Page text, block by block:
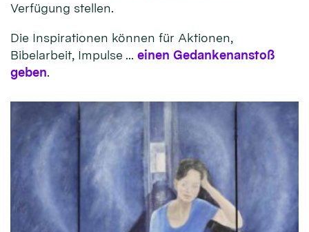
Verfügung stellen.
Die Inspirationen können für Aktionen,
Bibelarbeit, Impulse ... einen Gedankenanstoß
geben.